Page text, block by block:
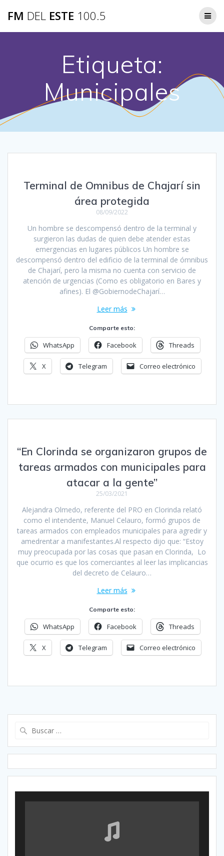
FM DEL ESTE 100.5
Etiqueta:
Municipales
Terminal de Omnibus de Chajarí sin
área protegida
08/09/2022
Un hombre se descompensó dentro de la terminal y
surgieron las dudas de quien debe atender estas
emergencias en lugares públicos Un hombre se
descompensó dentro del edificio de la terminal de ómnibus
de Chajarí, pero la misma no cuenta con servicio de
atención de urgencias (Como es obligatorio en Bares y
afines). El @GobiernodeChajarí…
Leer más
Comparte esto:
WhatsApp Facebook Threads
X Telegram Correo electrónico
“En Clorinda se organizaron grupos de
tareas armados con municipales para
atacar a la gente”
25/03/2021
Alejandra Olmedo, referente del PRO en Clorinda relató
como el intendente, Manuel Celauro, formó grupos de
tareas armados con empleados municipales para agredir y
amedrentar a manifestantes.Al respecto dijo que: “Estoy
muy preocupada por las cosas que pasan en Clorinda, Lo
que ocurrio es que los comerciantes al leer las implicancias
del decreto de Celauro…
Leer más
Comparte esto:
WhatsApp Facebook Threads
X Telegram Correo electrónico